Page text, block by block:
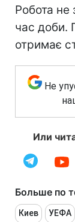
Робота не
час доби.
отримає
Не
Или
Больше по
Киев УЕФА